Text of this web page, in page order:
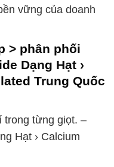
vững của doanh
> phân phối
Dạng Hạt ›
Trung Quốc
trong từng giọt. –
Hạt › Calcium